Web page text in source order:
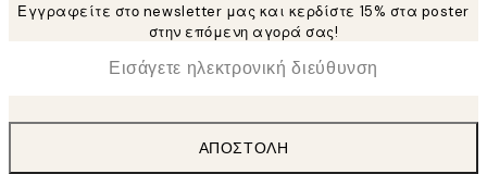
Εγγραφείτε στο newsletter μας και κερδίστε 15% στα poster
στην επόμενη αγορά σας!
Ηλεκτρονική Διεύθυνση
ΑΠΟΣΤΟΛΉ